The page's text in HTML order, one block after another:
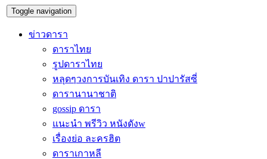
Toggle navigation
ข่าวดารา
ดาราไทย
รูปดาราไทย
หลุดๆวงการบันเทิง ดารา ปาปารัสซี่
ดารานานาชาติ
gossip ดารา
แนะนำ พรีวิว หนังดังw
เรื่องย่อ ละครฮิต
ดาราเกาหลี